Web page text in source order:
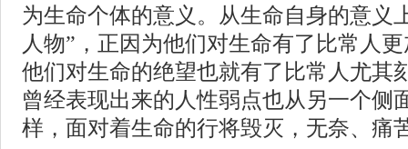
为生命个体的意义。从生命自身的意义
人物”，正因为他们对生命有了比常人
他们对生命的绝望也就有了比常人尤其
曾经表现出来的人性弱点也从另一个侧
样，面对着生命的行将毁灭，无奈、